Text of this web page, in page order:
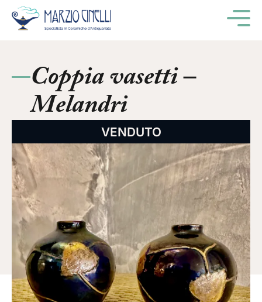
Coppia vasetti –
Melandri
VENDUTO